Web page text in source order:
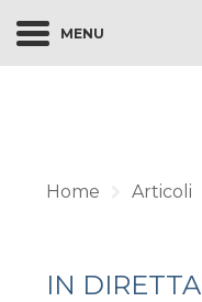
MENU
Home Articoli
IN DIRETTA